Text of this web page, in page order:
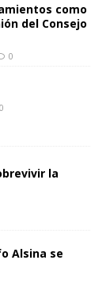
como
del Consejo
0
0
la
Alsina se